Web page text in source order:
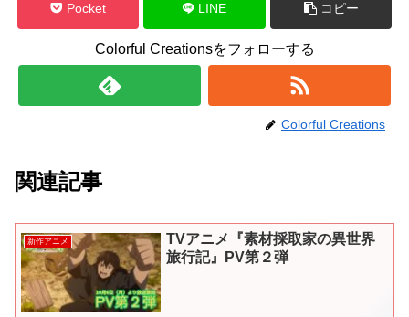
Pocket LINE コピー
Colorful Creationsをフォローする
Colorful Creations
関連記事
新作アニメ
TVアニメ『素材採取家の異世界
旅行記』PV第２弾